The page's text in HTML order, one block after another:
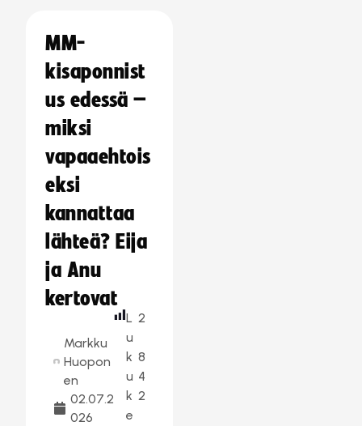
MM-
kisaponnist
us edessä –
miksi
vapaaehtois
eksi
kannattaa
lähteä? Eija
ja Anu
kertovat
Markku
Huopon
en
02.07.2
026
L
u
k
u
k
e
2
8
4
2